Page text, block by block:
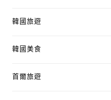
韓國旅遊
韓國美食
首爾旅遊